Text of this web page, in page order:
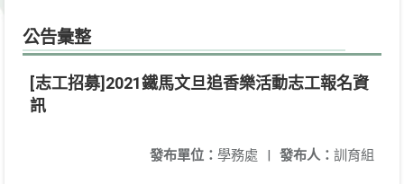
公告彙整
[志工招募]2021鐵馬文旦追香樂活動志工報名資
訊
發布人： 訓育組
發布單位： 學務處 |